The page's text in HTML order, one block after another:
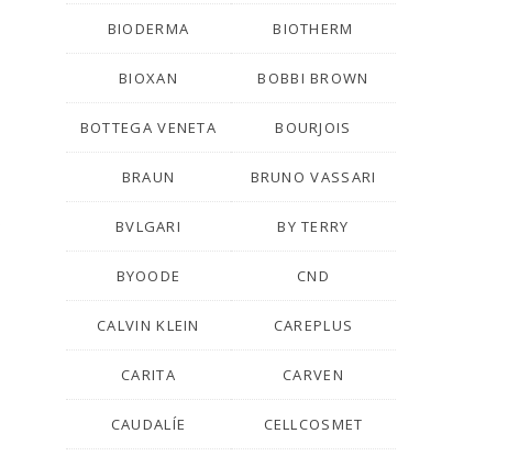
BIODERMA BIOTHERM
BIOXAN BOBBI BROWN
BOTTEGA VENETA BOURJOIS
BRAUN BRUNO VASSARI
BVLGARI BY TERRY
BYOODE CND
CALVIN KLEIN CAREPLUS
CARITA CARVEN
CAUDALÍE CELLCOSMET